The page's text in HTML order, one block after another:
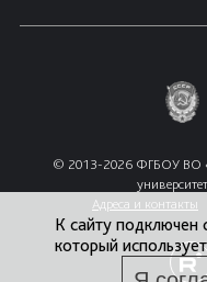
© 2013-2026 ФГБОУ ВО
Адреса и контакты
К сайту подключен
который